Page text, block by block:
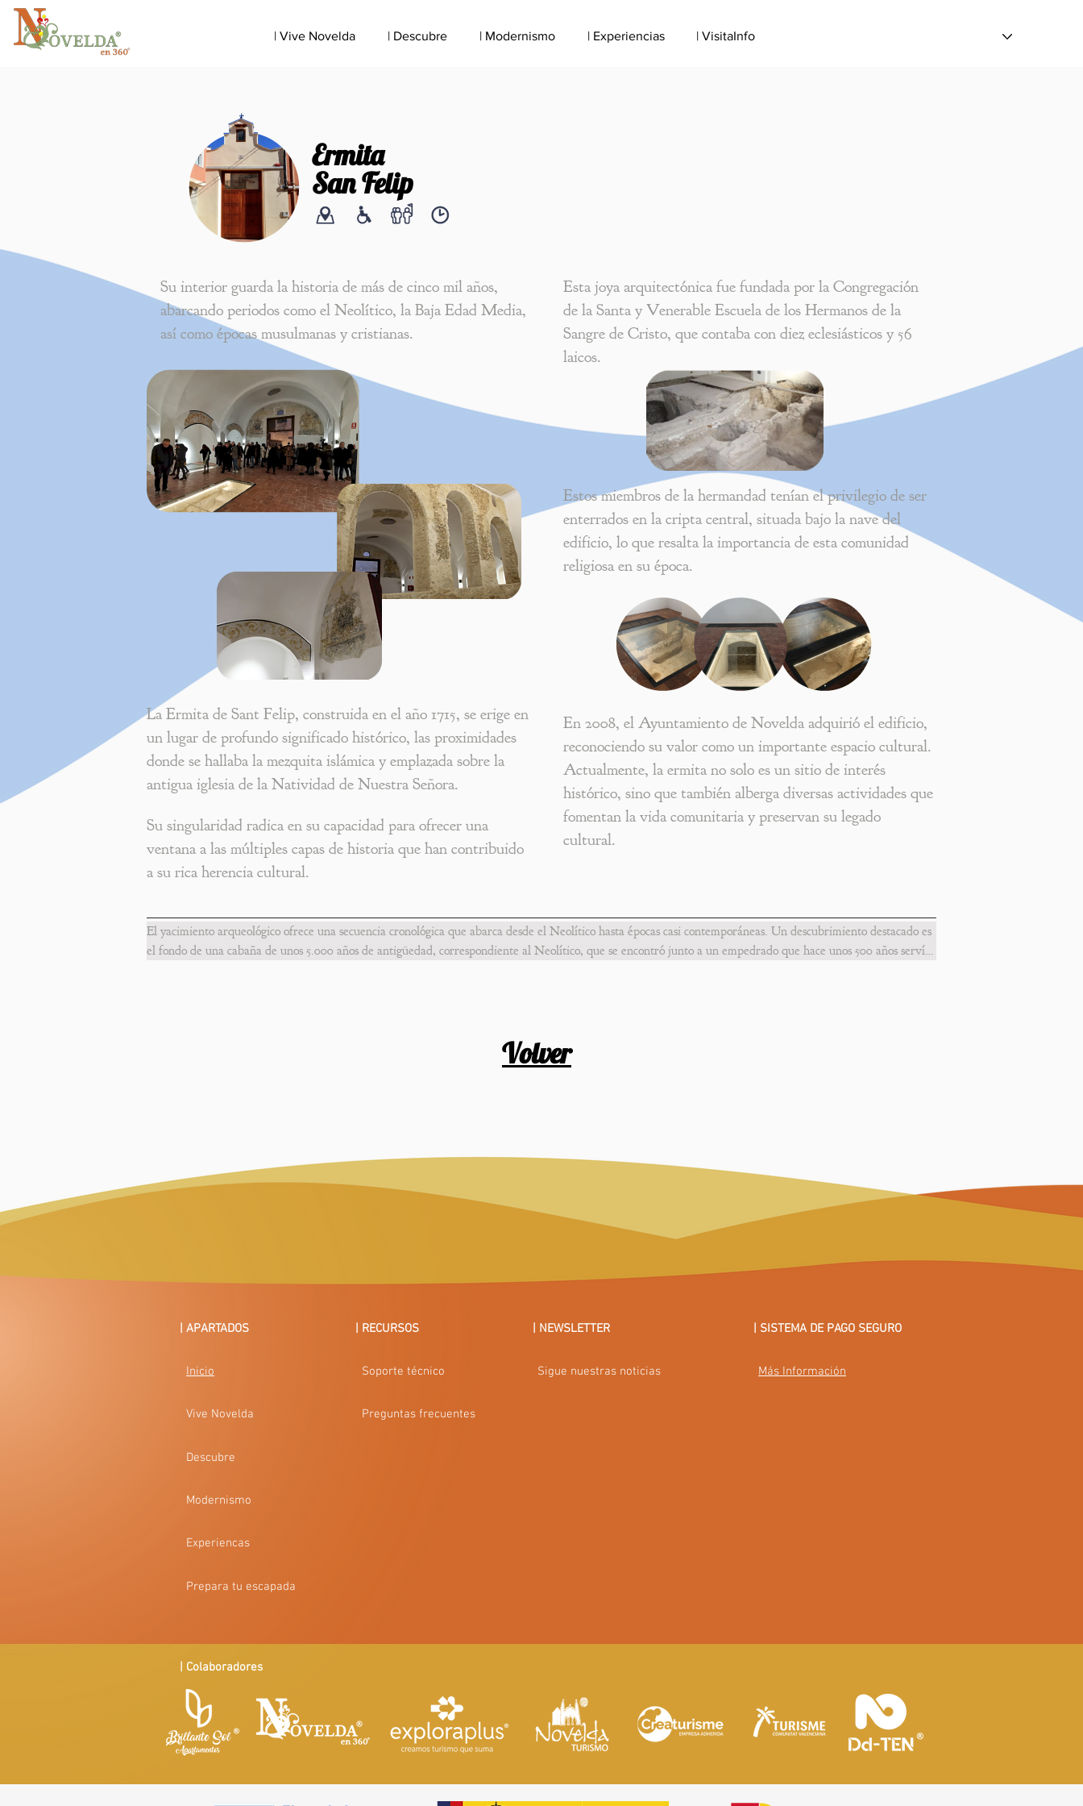
| Vive Novelda | Descubre | Modernismo | Experiencias | VisitaInfo
Ermita
San Felip
Su interior guarda la historia de más de cinco mil años,
abarcando periodos como el Neolítico, la Baja Edad Media,
así como épocas musulmanas y cristianas.
La Ermita de Sant Felip, construida en el año 1715, se erige en
un lugar de profundo significado histórico, las proximidades
donde se hallaba la mezquita islámica y emplazada sobre la
antigua iglesia de la Natividad de Nuestra Señora.
Su singularidad radica en su capacidad para ofrecer una
ventana a las múltiples capas de historia que han contribuido
a su rica herencia cultural.
Esta joya arquitectónica fue fundada por la Congregación
de la Santa y Venerable Escuela de los Hermanos de la
Sangre de Cristo, que contaba con diez eclesiásticos y 56
laicos.
Estos miembros de la hermandad tenían el privilegio de ser
enterrados en la cripta central, situada bajo la nave del
edificio, lo que resalta la importancia de esta comunidad
religiosa en su época.
En 2008, el Ayuntamiento de Novelda adquirió el edificio,
reconociendo su valor como un importante espacio cultural.
Actualmente, la ermita no solo es un sitio de interés
histórico, sino que también alberga diversas actividades que
fomentan la vida comunitaria y preservan su legado
cultural.
El yacimiento arqueológico ofrece una secuencia cronológica que abarca desde el Neolítico hasta épocas casi contemporáneas. Un descubrimiento destacado es
el fondo de una cabaña de unos 5.000 años de antigüedad, correspondiente al Neolítico, que se encontró junto a un empedrado que hace unos 500 años servía
Esta estructura es de carácter doméstico, con una entrada pavimentada en ladrillo y varias estancias asociadas, entre ellas un basurero, los cuales ofrecen
valiosa información arqueológica, pues los restos cotidianos arrojados en ellos permiten reconstruir cómo era la vida en ese momento, pero de los cuales no se
lateral, y los antiguos nichos se destruyeron.
Volver
| APARTADOS
Inicio
Vive Novelda
| RECURSOS
Soporte técnico
| NEWSLETTER
Sigue nuestras noticias
Preguntas frecuentes
| SISTEMA DE PAGO SEGURO
Más Información
Descubre
Modernismo
Experiencas
Prepara tu escapada
| Colaboradores